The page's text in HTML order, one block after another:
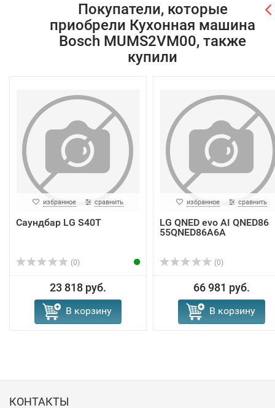
Покупатели, которые
приобрели Кухонная машина
Bosch MUMS2VM00, также
купили
избранное сравнить
Саундбар LG S40T
(0)
23 818 руб.
В корзину
избранное сравнить
LG QNED evo AI QNED86
55QNED86A6A
(0)
66 981 руб.
В корзину
КОНТАКТЫ